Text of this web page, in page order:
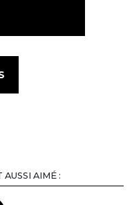
AUSSI AIMÉ :